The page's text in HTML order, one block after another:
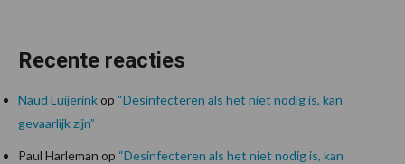
Recente reacties
Naud Luijerinkop “Desinfecteren als het niet nodig is, kan
gevaarlijk zijn”
Paul Harleman op “Desinfecteren als het niet nodig is, kan